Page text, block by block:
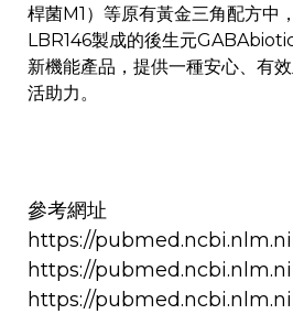
桿菌M1）等原有黃金三角配方中
LBR146製成的後生元
新機能產品，提供一種安心、有
活助力。
參考網址
https://
https://
https://